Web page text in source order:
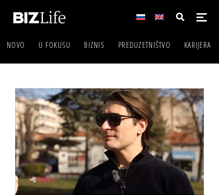
NOVO U FOKUSU BIZNIS PREDUZETNIŠTVO KARIJERA